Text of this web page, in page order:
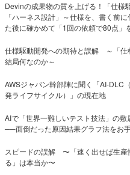
Devinの成果物の質を上げる！「仕様
「ハーネス設計」～仕様を、書く前
た後に確かめて「1回の依頼で80点」
仕様駆動開発への期待と誤解 ～「仕
結局何なのか～
AWSジャパン幹部陣に聞く「AI-DLC
発ライフサイクル）」の現在地
AIで「世界一難しいテスト技法」の敷
──面倒だった原因結果グラフ法をお
スピードの誤解 〜「速く出せば生産
る」は本当か〜